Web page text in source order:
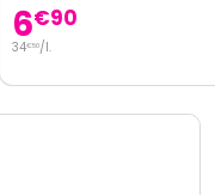
6€90
34€50/l.